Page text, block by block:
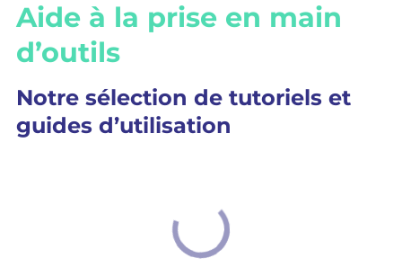
Aide à la prise en main
d’outils
Notre sélection de tutoriels et
guides d’utilisation